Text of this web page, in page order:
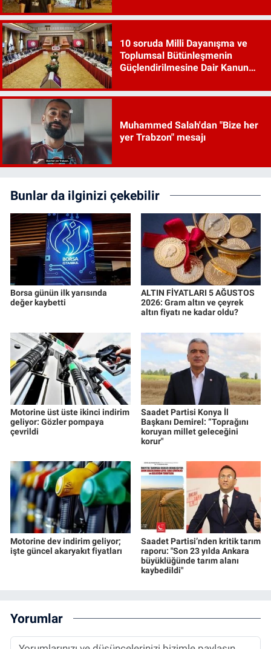
10 soruda Milli Dayanışma ve
Toplumsal Bütünleşmenin
Güçlendirilmesine Dair Kanun
Muhammed Salah'dan "Bize her
yer Trabzon" mesajı
Bunlar da ilginizi çekebilir
Borsa günün ilk yarısında
değer kaybetti
ALTIN FİYATLARI 5 AĞUSTOS
2026: Gram altın ve çeyrek
altın fiyatı ne kadar oldu?
Motorine üst üste ikinci indirim
geliyor: Gözler pompaya
çevrildi
Saadet Partisi Konya İl
Başkanı Demirel: “Toprağını
koruyan millet geleceğini
korur"
Motorine dev indirim geliyor;
işte güncel akaryakıt fiyatları
Saadet Partisi’nden kritik tarım
raporu: "Son 23 yılda Ankara
büyüklüğünde tarım alanı
kaybedildi"
Yorumlar